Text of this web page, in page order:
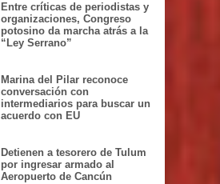
Entre críticas de periodistas y
organizaciones, Congreso
potosino da marcha atrás a la
“Ley Serrano”
Marina del Pilar reconoce
conversación con
intermediarios para buscar un
acuerdo con EU
Detienen a tesorero de Tulum
por ingresar armado al
Aeropuerto de Cancún